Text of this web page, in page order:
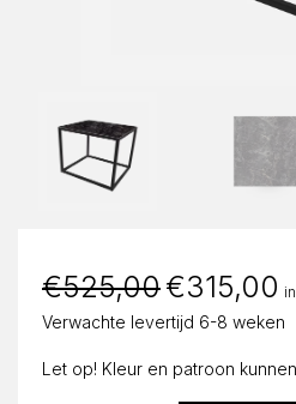
€525,00 Oorspronkelijke
prijs
was:
€525,00.
€315,00
Verwachte levertijd 6-8 weken
Let op! Kleur en patroon